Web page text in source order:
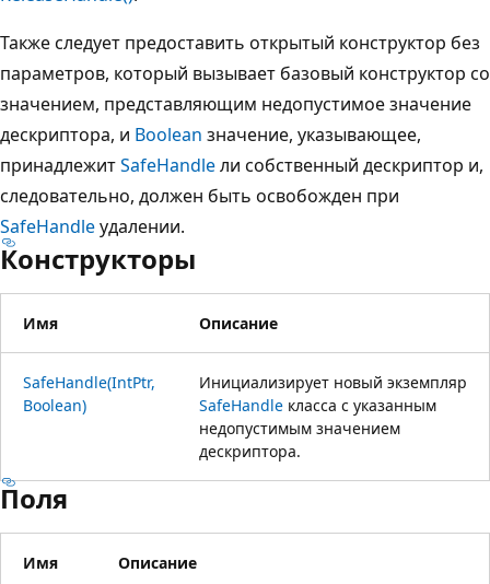
Также следует предоставить открытый конструктор без
параметров, который вызывает базовый конструктор со
значением, представляющим недопустимое значение
дескриптора, и Boolean значение, указывающее,
принадлежитSafeHandleли собственный дескриптор и,
следовательно, должен быть освобожден при
SafeHandleудалении.
Конструкторы
Имя Описание
SafeHandle(IntPtr,
Boolean)
Инициализирует новый экземпляр
SafeHandle класса с указанным
недопустимым значением
дескриптора.
Поля
Имя Описание